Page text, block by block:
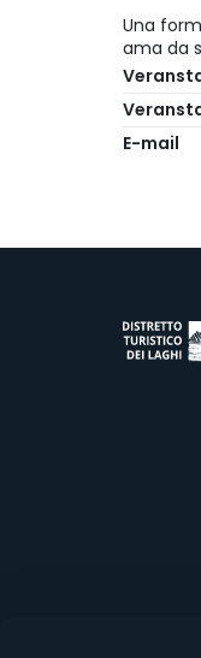
Una
ama da
E-mail